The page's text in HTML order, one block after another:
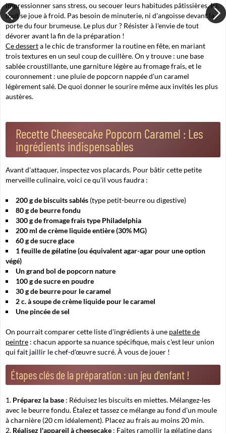
impressionner sans stress, ou secouer leurs habitudes pâtissières. Ici,
tout se joue à froid. Pas besoin de minuterie, ni d'angoisse devant la
porte du four brumeuse. Le plus dur ? Résister à l'envie de tout
dévorer avant la fin de la préparation !
Ce desserta le chic de transformer la routine en fête, en mariant
trois textures en un seul coup de cuillère. On y trouve : une base
sablée croustillante, une garniture légère au fromage frais, et le
couronnement : une pluie de popcorn nappée d'un caramel
légèrement salé. De quoi donner le sourire même aux invités les plus
austères.
Recette Cheesecake Popcorn Caramel : Les
ingrédients indispensables
Avant d'attaquer, inspectez vos placards. Pour bâtir cette petite
merveille culinaire, voici ce qu'il vous faudra :
200 g de biscuits sablés (type petit-beurre ou digestive)
80 g de beurre fondu
300 g de fromage frais type Philadelphia
200 ml de crème liquide entière (30% MG)
60 g de sucre glace
1 feuille de gélatine (ou équivalent agar-agar pour une option
végé)
Un grand bol de popcorn nature
100 g de sucre en poudre
30 g de beurre pour le caramel
2 c. à soupe de crème liquide pour le caramel
Une pincée de sel
On pourrait comparer cette liste d'ingrédients à une palette de
peintre : chacun apporte sa nuance spécifique, mais c'est leur union
qui fait jaillir le chef-d'œuvre sucré. À vous de jouer !
Étapes clés de la préparation : un jeu d'enfant !
Préparez la base : Réduisez les biscuits en miettes. Mélangez-les
avec le beurre fondu. Étalez et tassez ce mélange au fond d'un moule
à charnière (20 cm idéalement). Placez au frais au moins 20 min.
Réalisez l'appareil à cheesecake : Faites ramollir la gélatine dans